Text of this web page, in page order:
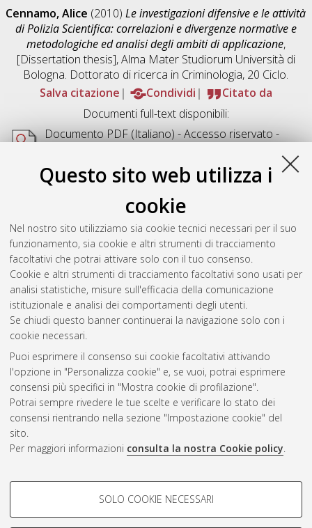
Questo sito web utilizza i
cookie
Nel nostro sito utilizziamo sia cookie tecnici necessari per il suo
funzionamento, sia cookie e altri strumenti di tracciamento
facoltativi che potrai attivare solo con il tuo consenso.
Cookie e altri strumenti di tracciamento facoltativi sono usati per
analisi statistiche, misure sull'efficacia della comunicazione
istituzionale e analisi dei comportamenti degli utenti.
Se chiudi questo banner continuerai la navigazione solo con i
cookie necessari.
Puoi esprimere il consenso sui cookie facoltativi attivando
l'opzione in "Personalizza cookie" e, se vuoi, potrai esprimere
consensi più specifici in "Mostra cookie di profilazione".
Potrai sempre rivedere le tue scelte e verificare lo stato dei
consensi rientrando nella sezione "Impostazione cookie" del
sito.
Per maggiori informazioni consulta la nostra Cookie policy.
COOKIE DI PROFILAZIONE -
SOLO COOKIE NECESSARI
Cennamo, Alice (2010)Le investigazioni difensive e le attività
di Polizia Scientifica: correlazioni e divergenze normative e
metodologiche ed analisi degli ambiti di applicazione,
[Dissertation thesis], Alma Mater Studiorum Università di
Bologna. Dottorato di ricerca in Criminologia, 20 Ciclo.
Salva citazione
Condividi
Citato da
Documenti full-text disponibili:
Documento PDF(Italiano) - Accesso riservato -
Acrobat Reader
Download (1MB)
Abstract
Altri metadati
Gestione del documento:
Atom
Rss 1.0
Rss 2.0
ISSN: 2038-7946
Impostazioni Cookie
Informativa sulla privacy
Condizioni d’uso del sito